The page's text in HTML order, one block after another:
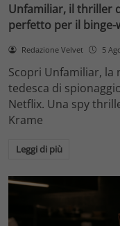
Unfamiliar, il thriller
perfetto per il binge-
Redazione Velvet 5
Scopri Unfamiliar, la
tedesca di
Netflix. Una spy
Krame
Leggi di più